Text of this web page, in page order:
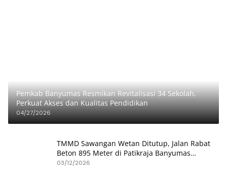
Pemkab Banyumas Resmikan Revitalisasi 34 Sekolah,
Perkuat Akses dan Kualitas Pendidikan
04/27/2026
TMMD Sawangan Wetan Ditutup, Jalan Rabat
Beton 895 Meter di Patikraja Banyumas
Rampung
03/12/2026